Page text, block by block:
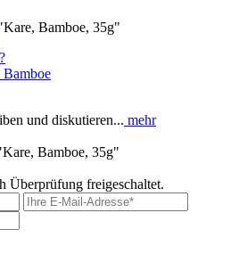
Bamboe, 35g"
und diskutieren... mehr
Bamboe, 35g"
Überprüfung freigeschaltet.